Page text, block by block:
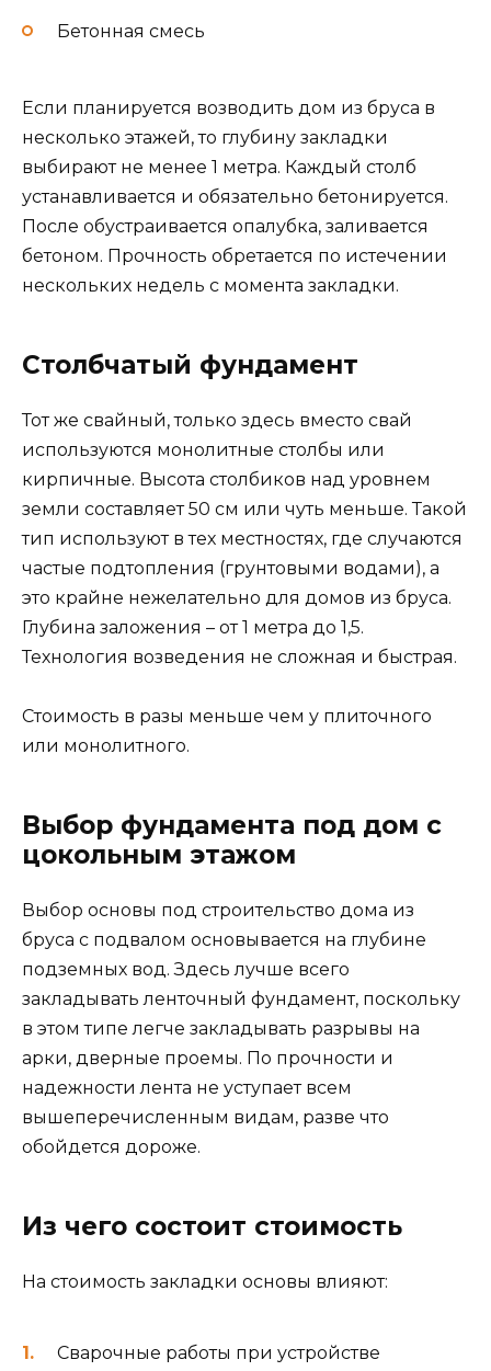
Бетонная смесь
Если планируется возводить дом из бруса в
несколько этажей, то глубину закладки
выбирают не менее 1 метра. Каждый столб
устанавливается и обязательно бетонируется.
После обустраивается опалубка, заливается
бетоном. Прочность обретается по истечении
нескольких недель с момента закладки.
Столбчатый фундамент
Тот же свайный, только здесь вместо свай
используются монолитные столбы или
кирпичные. Высота столбиков над уровнем
земли составляет 50 см или чуть меньше. Такой
тип используют в тех местностях, где случаются
частые подтопления (грунтовыми водами), а
это крайне нежелательно для домов из бруса.
Глубина заложения – от 1 метра до 1,5.
Технология возведения не сложная и быстрая.
Стоимость в разы меньше чем у плиточного
или монолитного.
Выбор фундамента под дом с
цокольным этажом
Выбор основы под строительство дома из
бруса с подвалом основывается на глубине
подземных вод. Здесь лучше всего
закладывать ленточный фундамент, поскольку
в этом типе легче закладывать разрывы на
арки, дверные проемы. По прочности и
надежности лента не уступает всем
вышеперечисленным видам, разве что
обойдется дороже.
Из чего состоит стоимость
На стоимость закладки основы влияют:
Сварочные работы при устройстве